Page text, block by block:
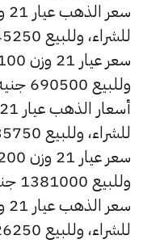
للشراء، وللبيع 345250 جنيه.
وللبيع 690500 جنيه.
للشراء، وللبيع 1035750 جنيه.
وللبيع 1381000 جنيه.
للشراء، وللبيع 1726250 جنيه.